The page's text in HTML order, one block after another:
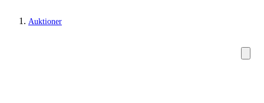
Auktioner